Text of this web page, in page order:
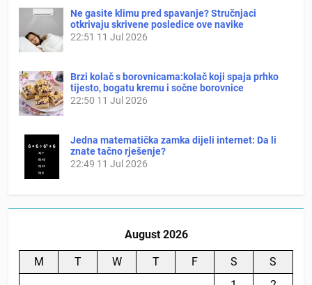
Ne gasite klimu pred spavanje? Stručnjaci
otkrivaju skrivene posledice ove navike
22:51 11 Jul 2026
Brzi kolač s borovnicama:kolač koji spaja prhko
tijesto, bogatu kremu i sočne borovnice
22:50 11 Jul 2026
Jedna matematička zamka dijeli internet: Da li
znate tačno rješenje?
22:49 11 Jul 2026
August 2026
M T W T F S
S